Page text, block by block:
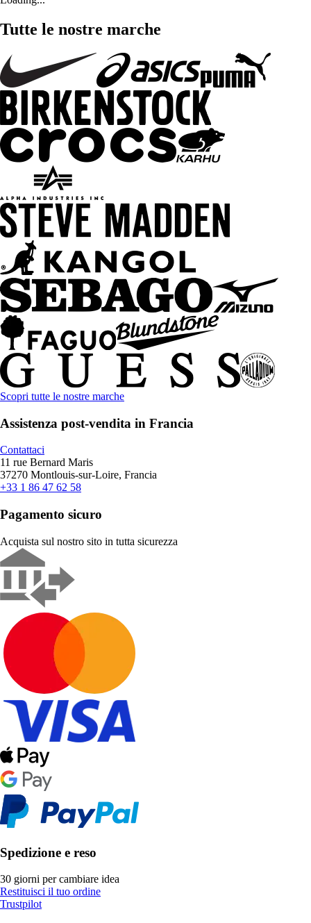
Tutte le nostre marche
Scopri tutte le nostre marche
Assistenza post-vendita in Francia
Contattaci
11 rue Bernard Maris
37270 Montlouis-sur-Loire, Francia
+33 1 86 47 62 58
Pagamento sicuro
Acquista sul nostro sito in tutta sicurezza
Spedizione e reso
30 giorni per cambiare idea
Restituisci il tuo ordine
Trustpilot